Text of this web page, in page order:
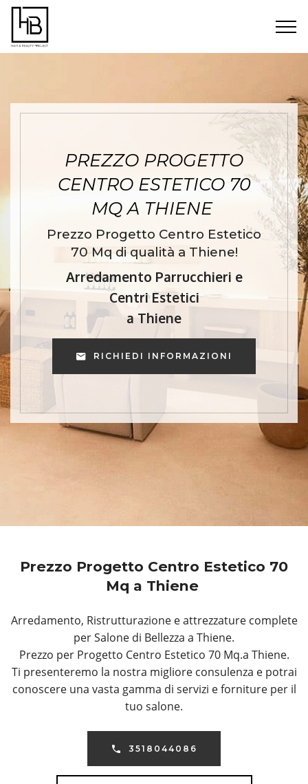
PREZZO PROGETTO
CENTRO ESTETICO 70
MQ A THIENE
Prezzo Progetto Centro Estetico
70 Mq di qualità a Thiene!
Arredamento Parrucchieri e
Centri Estetici
a Thiene
RICHIEDI INFORMAZIONI
Prezzo Progetto Centro Estetico 70
Mq a Thiene
Arredamento, Ristrutturazione e attrezzature complete
per Salone di Bellezza a Thiene.
Prezzo per Progetto Centro Estetico 70 Mq.a Thiene.
Ti presenteremo la nostra migliore consulenza e potrai
conoscere una vasta gamma di servizi e forniture per il
tuo salone.
3518044086